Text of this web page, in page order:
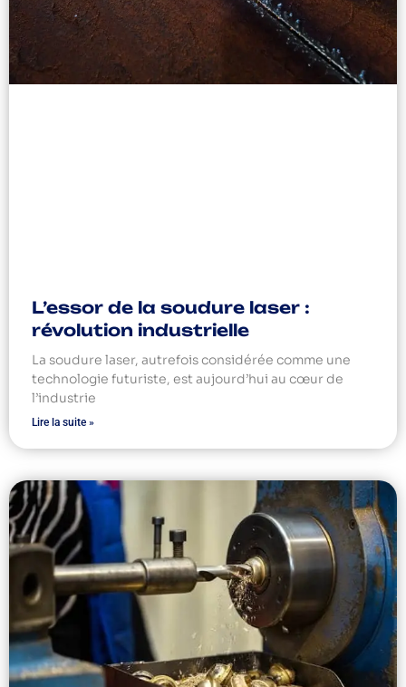
L’essor de la soudure laser :
révolution industrielle
La soudure laser, autrefois considérée comme une
technologie futuriste, est aujourd’hui au cœur de
l’industrie
Lire la suite »